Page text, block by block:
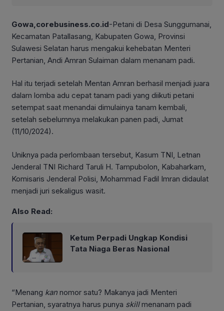
Gowa,corebusiness.co.id-Petani di Desa Sunggumanai,
Kecamatan Patallasang, Kabupaten Gowa, Provinsi
Sulawesi Selatan harus mengakui kehebatan Menteri
Pertanian, Andi Amran Sulaiman dalam menanam padi.
Hal itu terjadi setelah Mentan Amran berhasil menjadi juara
dalam lomba adu cepat tanam padi yang diikuti petani
setempat saat menandai dimulainya tanam kembali,
setelah sebelumnya melakukan panen padi, Jumat
(11/10/2024).
Uniknya pada perlombaan tersebut, Kasum TNI, Letnan
Jenderal TNI Richard Taruli H. Tampubolon, Kabaharkam,
Komisaris Jenderal Polisi, Mohammad Fadil Imran didaulat
menjadi juri sekaligus wasit.
Also Read:
Ketum Perpadi Ungkap Kondisi
Tata Niaga Beras Nasional
“Menang kan nomor satu? Makanya jadi Menteri
Pertanian, syaratnya harus punya skillmenanam padi